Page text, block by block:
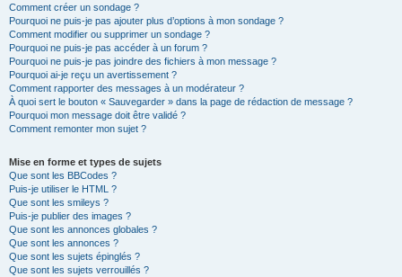
Comment créer un sondage ?
Pourquoi ne puis-je pas ajouter plus d’options à mon sondage ?
Comment modifier ou supprimer un sondage ?
Pourquoi ne puis-je pas accéder à un forum ?
Pourquoi ne puis-je pas joindre des fichiers à mon message ?
Pourquoi ai-je reçu un avertissement ?
Comment rapporter des messages à un modérateur ?
À quoi sert le bouton « Sauvegarder » dans la page de rédaction de message ?
Pourquoi mon message doit être validé ?
Comment remonter mon sujet ?
Mise en forme et types de sujets
Que sont les BBCodes ?
Puis-je utiliser le HTML ?
Que sont les smileys ?
Puis-je publier des images ?
Que sont les annonces globales ?
Que sont les annonces ?
Que sont les sujets épinglés ?
Que sont les sujets verrouillés ?